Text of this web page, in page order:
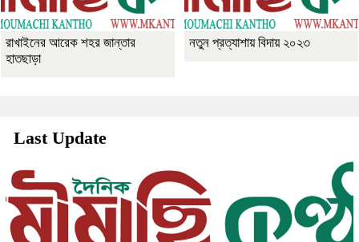
রাখাইনের আরেক শহর জান্তার
হাতছাড়া
নতুন প্রত্যাশায় বিদায় ২০২৩
Last Update